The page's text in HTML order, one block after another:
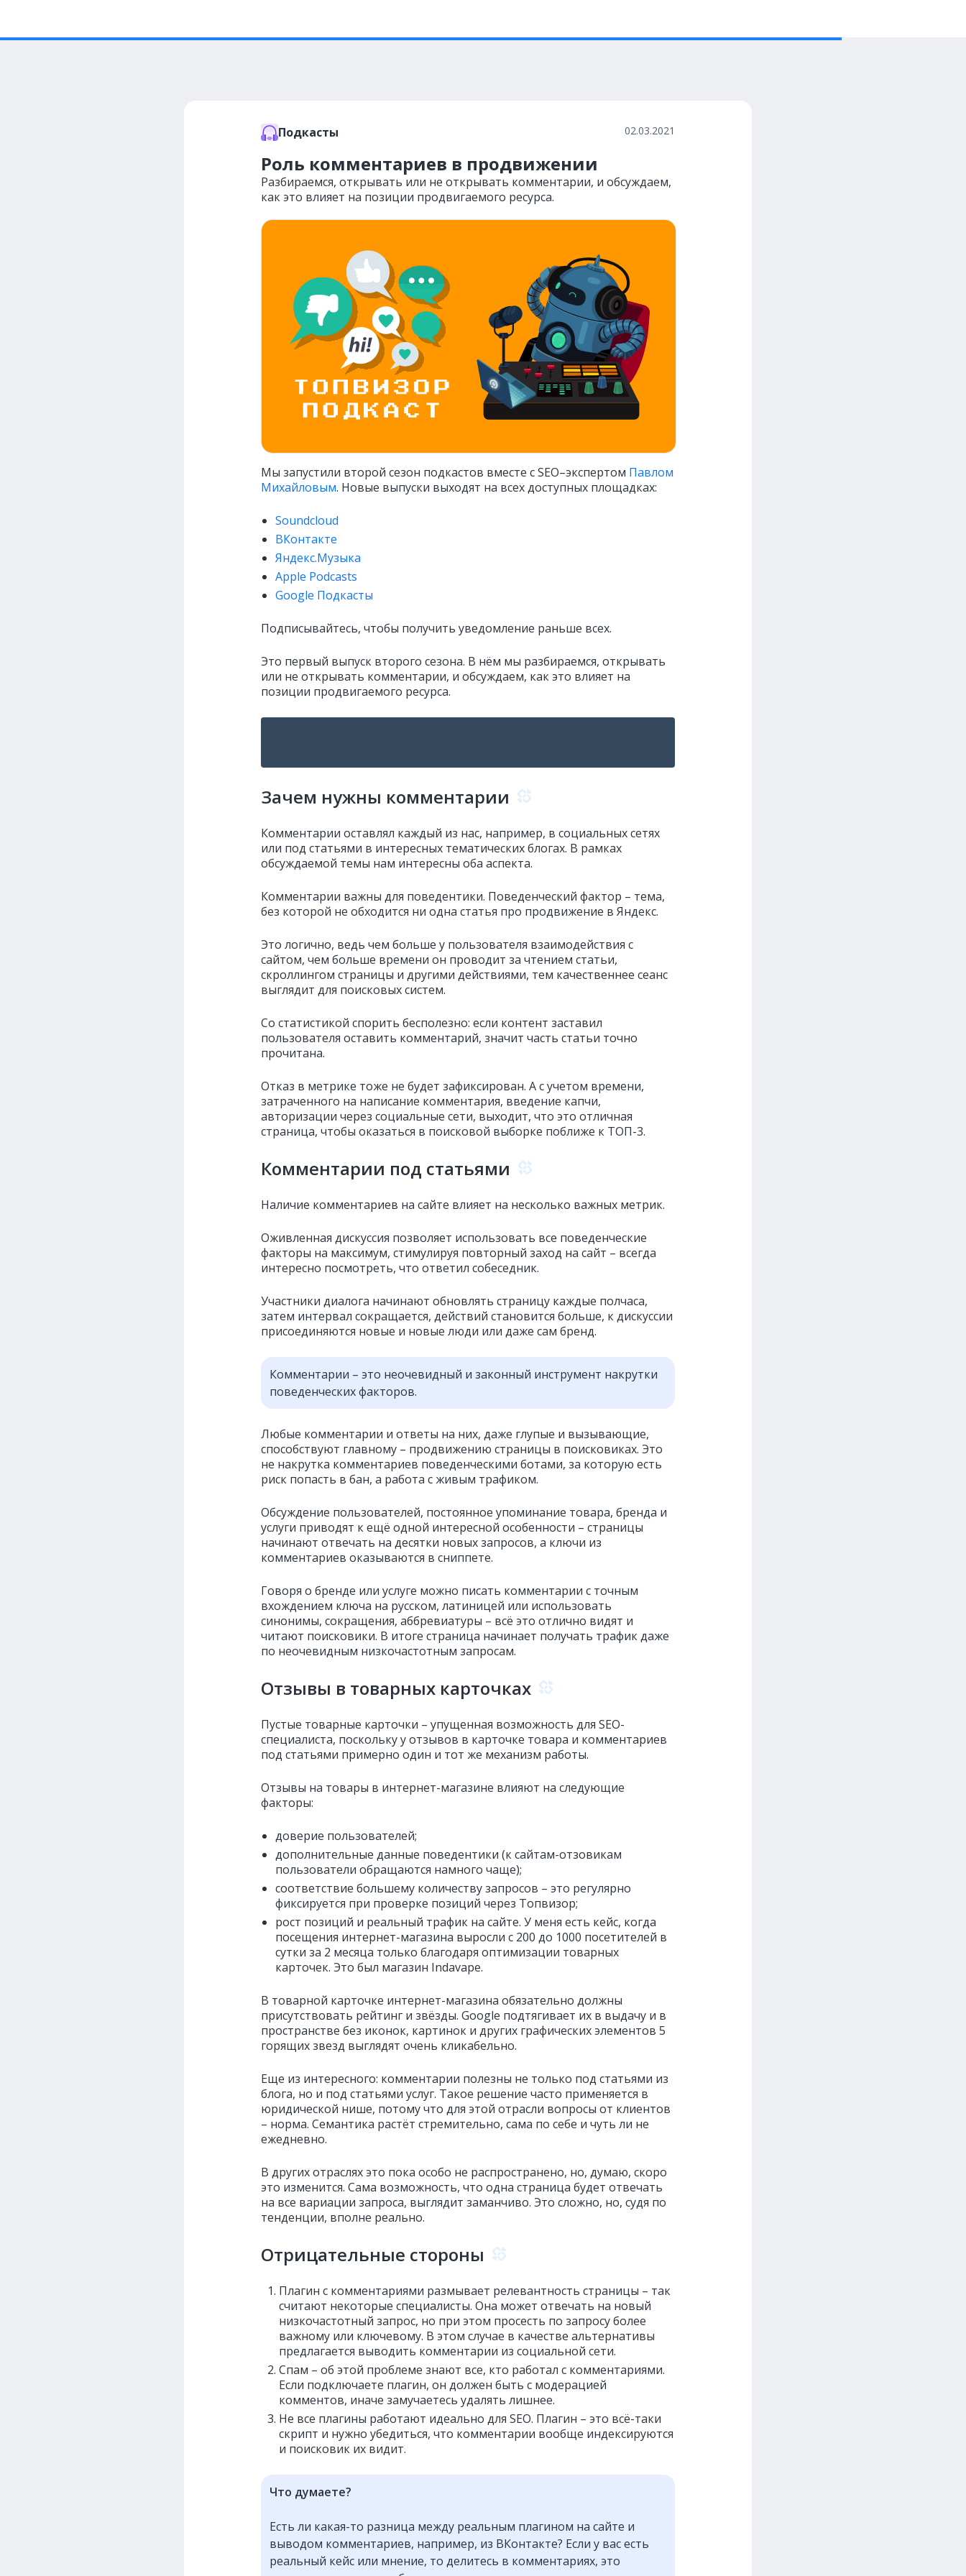
Подкасты 02.03.2021
Роль комментариев в продвижении
Разбираемся, открывать или не открывать комментарии, и обсуждаем,
как это влияет на позиции продвигаемого ресурса.
Мы запустили второй сезон подкастов вместе с SEO–экспертом Павлом
Михайловым. Новые выпуски выходят на всех доступных площадках:
Soundcloud
ВКонтакте
Яндекс.Музыка
Apple Podcasts
Google Подкасты
Подписывайтесь, чтобы получить уведомление раньше всех.
Это первый выпуск второго сезона. В нём мы разбираемся, открывать
или не открывать комментарии, и обсуждаем, как это влияет на
позиции продвигаемого ресурса.
Зачем нужны комментарии
Комментарии оставлял каждый из нас, например, в социальных сетях
или под статьями в интересных тематических блогах. В рамках
обсуждаемой темы нам интересны оба аспекта.
Комментарии важны для поведентики. Поведенческий фактор – тема,
без которой не обходится ни одна статья про продвижение в Яндекс.
Это логично, ведь чем больше у пользователя взаимодействия с
сайтом, чем больше времени он проводит за чтением статьи,
скроллингом страницы и другими действиями, тем качественнее сеанс
выглядит для поисковых систем.
Со статистикой спорить бесполезно: если контент заставил
пользователя оставить комментарий, значит часть статьи точно
прочитана.
Отказ в метрике тоже не будет зафиксирован. А с учетом времени,
затраченного на написание комментария, введение капчи,
авторизации через социальные сети, выходит, что это отличная
страница, чтобы оказаться в поисковой выборке поближе к ТОП-3.
Комментарии под статьями
Наличие комментариев на сайте влияет на несколько важных метрик.
Оживленная дискуссия позволяет использовать все поведенческие
факторы на максимум, стимулируя повторный заход на сайт – всегда
интересно посмотреть, что ответил собеседник.
Участники диалога начинают обновлять страницу каждые полчаса,
затем интервал сокращается, действий становится больше, к дискуссии
присоединяются новые и новые люди или даже сам бренд.
Комментарии – это неочевидный и законный инструмент накрутки
поведенческих факторов.
Любые комментарии и ответы на них, даже глупые и вызывающие,
способствуют главному – продвижению страницы в поисковиках. Это
не накрутка комментариев поведенческими ботами, за которую есть
риск попасть в бан, а работа с живым трафиком.
Обсуждение пользователей, постоянное упоминание товара, бренда и
услуги приводят к ещё одной интересной особенности – страницы
начинают отвечать на десятки новых запросов, а ключи из
комментариев оказываются в сниппете.
Говоря о бренде или услуге можно писать комментарии с точным
вхождением ключа на русском, латиницей или использовать
синонимы, сокращения, аббревиатуры – всё это отлично видят и
читают поисковики. В итоге страница начинает получать трафик даже
по неочевидным низкочастотным запросам.
Отзывы в товарных карточках
Пустые товарные карточки – упущенная возможность для SEO-
специалиста, поскольку у отзывов в карточке товара и комментариев
под статьями примерно один и тот же механизм работы.
Отзывы на товары в интернет-магазине влияют на следующие
факторы:
доверие пользователей;
дополнительные данные поведентики (к сайтам-отзовикам
пользователи обращаются намного чаще);
соответствие большему количеству запросов – это регулярно
фиксируется при проверке позиций через Топвизор;
рост позиций и реальный трафик на сайте. У меня есть кейс, когда
посещения интернет-магазина выросли с 200 до 1000 посетителей в
сутки за 2 месяца только благодаря оптимизации товарных
карточек. Это был магазин Indavape.
В товарной карточке интернет-магазина обязательно должны
присутствовать рейтинг и звёзды. Google подтягивает их в выдачу и в
пространстве без иконок, картинок и других графических элементов 5
горящих звезд выглядят очень кликабельно.
Еще из интересного: комментарии полезны не только под статьями из
блога, но и под статьями услуг. Такое решение часто применяется в
юридической нише, потому что для этой отрасли вопросы от клиентов
– норма. Семантика растёт стремительно, сама по себе и чуть ли не
ежедневно.
В других отраслях это пока особо не распространено, но, думаю, скоро
это изменится. Сама возможность, что одна страница будет отвечать
на все вариации запроса, выглядит заманчиво. Это сложно, но, судя по
тенденции, вполне реально.
Отрицательные стороны
Плагин с комментариями размывает релевантность страницы – так
считают некоторые специалисты. Она может отвечать на новый
низкочастотный запрос, но при этом просесть по запросу более
важному или ключевому. В этом случае в качестве альтернативы
предлагается выводить комментарии из социальной сети.
Спам – об этой проблеме знают все, кто работал с комментариями.
Если подключаете плагин, он должен быть с модерацией
комментов, иначе замучаетесь удалять лишнее.
Не все плагины работают идеально для SEO. Плагин – это всё-таки
скрипт и нужно убедиться, что комментарии вообще индексируются
и поисковик их видит.
Что думаете?
Есть ли какая-то разница между реальным плагином на сайте и
выводом комментариев, например, из ВКонтакте? Если у вас есть
реальный кейс или мнение, то делитесь в комментариях, это